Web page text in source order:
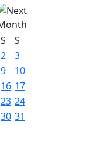
S
S
2
3
9
10
16 17
23 24
30 31